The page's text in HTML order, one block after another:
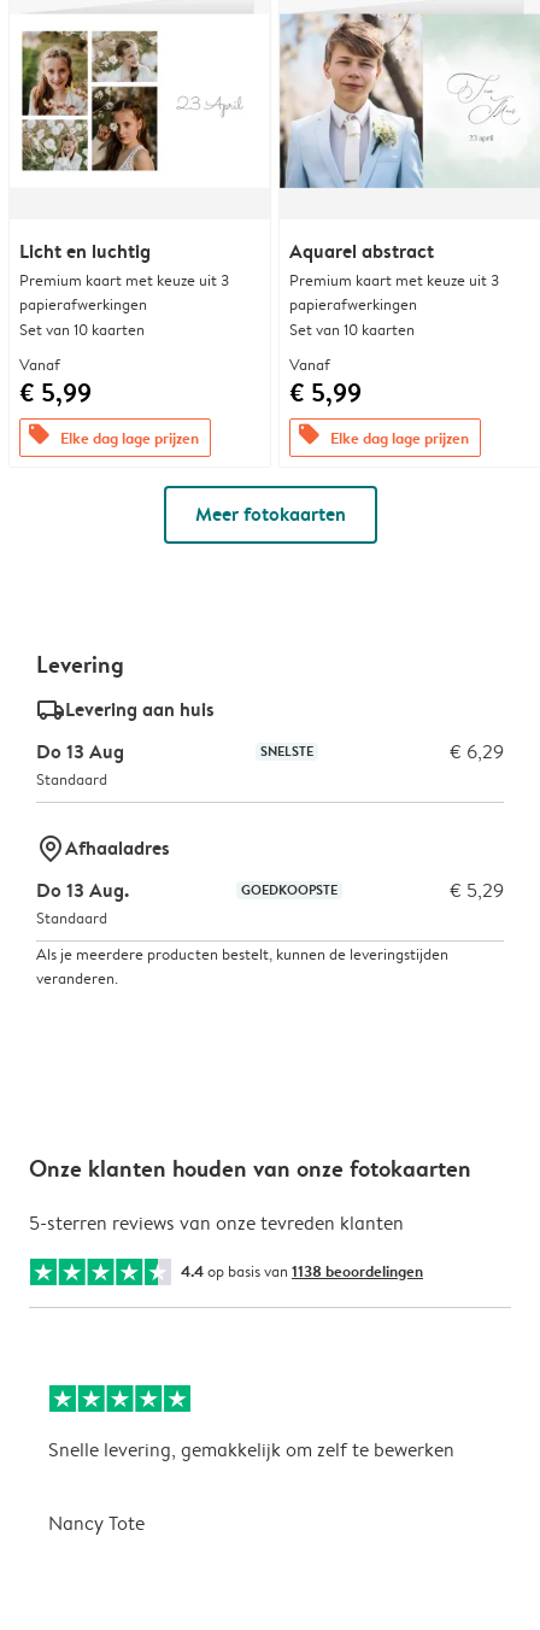
Licht en luchtig
Premium kaart met keuze uit 3
papierafwerkingen
Set van 10 kaarten
Vanaf
€ 5,99
offers Elke dag lage prijzen
Aquarel abstract
Premium kaart met keuze uit 3
papierafwerkingen
Set van 10 kaarten
Vanaf
€ 5,99
offers Elke dag lage prijzen
Meer fotokaarten
Levering
delivery_standard_v2Levering aan huis
Do 13 Aug
SNELSTE € 6,29
Standaard
marker-pinAfhaaladres
Do 13 Aug.
GOEDKOOPSTE € 5,29
Standaard
Als je meerdere producten bestelt, kunnen de leveringstijden
veranderen.
Onze klanten houden van onze fotokaarten
5-sterren reviews van onze tevreden klanten
4.4op basis van 1138 beoordelingen
Snelle levering, gemakkelijk om zelf te bewerken
Nancy Tote